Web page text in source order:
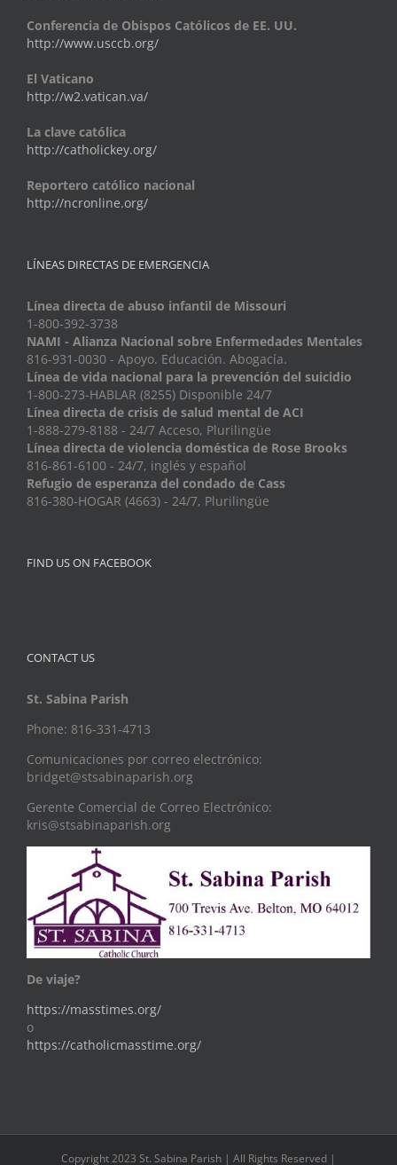
Conferencia de Obispos Católicos de EE. UU.
http://www.usccb.org/
El Vaticano
http://w2.vatican.va/
La clave católica
http://catholickey.org/
Reportero católico nacional
http://ncronline.org/
LÍNEAS DIRECTAS DE EMERGENCIA
Línea directa de abuso infantil de Missouri
1-800-392-3738
NAMI - Alianza Nacional sobre Enfermedades Mentales
816-931-0030 - Apoyo. Educación. Abogacía.
Línea de vida nacional para la prevención del suicidio
1-800-273-HABLAR (8255) Disponible 24/7
Línea directa de crisis de salud mental de ACI
1-888-279-8188 - 24/7 Acceso, Plurilingüe
Línea directa de violencia doméstica de Rose Brooks
816-861-6100 - 24/7, inglés y español
Refugio de esperanza del condado de Cass
816-380-HOGAR (4663) - 24/7, Plurilingüe
FIND US ON FACEBOOK
CONTACT US
St. Sabina Parish
Phone: 816-331-4713
Comunicaciones por correo electrónico:
bridget@stsabinaparish.org
Gerente Comercial de Correo Electrónico:
kris@stsabinaparish.org
De viaje?
https://masstimes.org/
o
https://catholicmasstime.org/
Copyright 2023 St. Sabina Parish | All Rights Reserved |